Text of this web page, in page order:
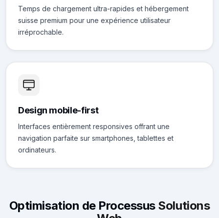
Temps de chargement ultra-rapides et hébergement
suisse premium pour une expérience utilisateur
irréprochable.
Design mobile-first
Interfaces entièrement responsives offrant une
navigation parfaite sur smartphones, tablettes et
ordinateurs.
Optimisation de Processus Solutions